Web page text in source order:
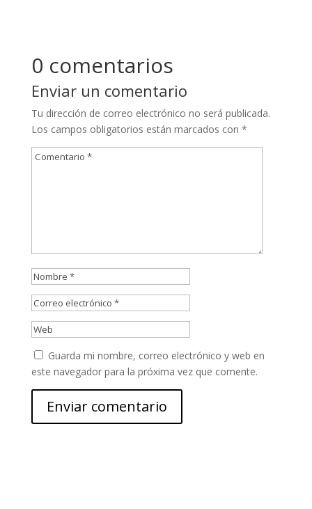
0 comentarios
Enviar un comentario
Tu dirección de correo electrónico no será publicada.
Los campos obligatorios están marcados con *
Guarda mi nombre, correo electrónico y web en
este navegador para la próxima vez que comente.
Enviar comentario